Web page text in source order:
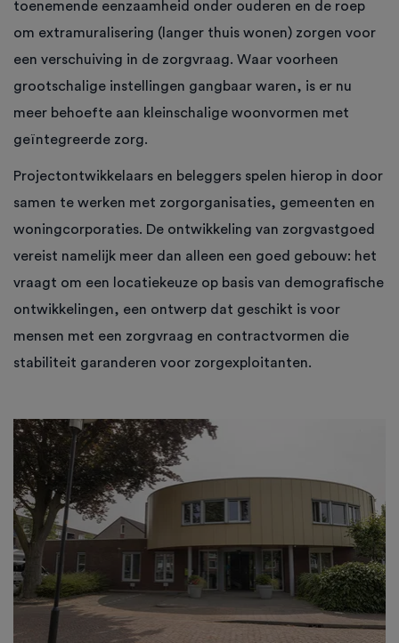
toenemende eenzaamheid onder ouderen en de roep
om extramuralisering (langer thuis wonen) zorgen voor
een verschuiving in de zorgvraag. Waar voorheen
grootschalige instellingen gangbaar waren, is er nu
meer behoefte aan kleinschalige woonvormen met
geïntegreerde zorg.
Projectontwikkelaars en beleggers spelen hierop in door
samen te werken met zorgorganisaties, gemeenten en
woningcorporaties. De ontwikkeling van zorgvastgoed
vereist namelijk meer dan alleen een goed gebouw: het
vraagt om een locatiekeuze op basis van demografische
ontwikkelingen, een ontwerp dat geschikt is voor
mensen met een zorgvraag en contractvormen die
stabiliteit garanderen voor zorgexploitanten.